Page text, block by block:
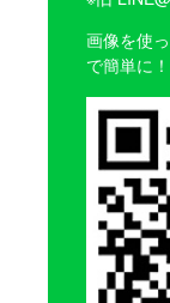
画像を使
で簡単に！